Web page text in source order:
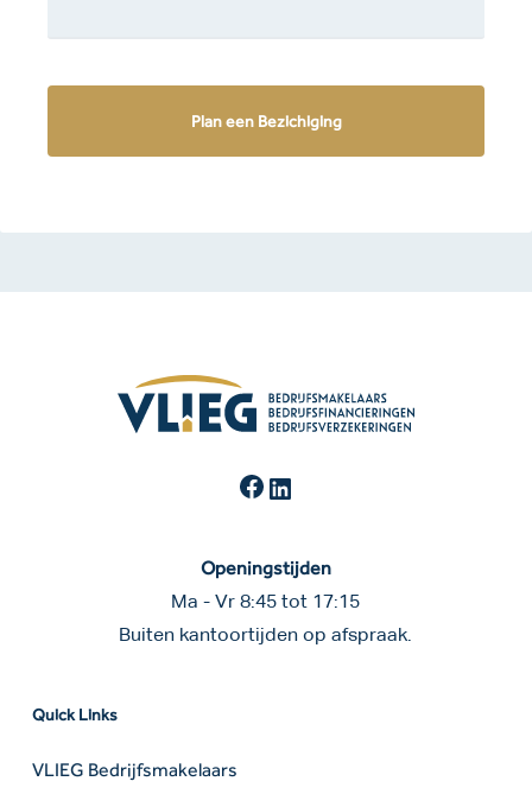
Facebook
Openingstijden
Ma - Vr 8:45 tot 17:15
Buiten kantoortijden op afspraak.
Quick Links
VLIEG Bedrijfsmakelaars